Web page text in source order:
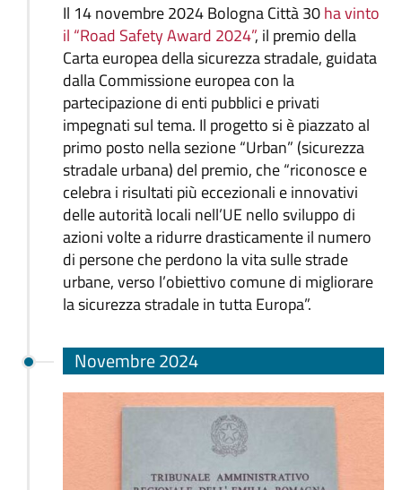
Il 14 novembre 2024 Bologna Città 30ha vinto
il “Road Safety Award 2024”, il premio della
Carta europea della sicurezza stradale, guidata
dalla Commissione europea con la
partecipazione di enti pubblici e privati
impegnati sul tema. Il progetto si è piazzato al
primo posto nella sezione “Urban” (sicurezza
stradale urbana) del premio, che “riconosce e
celebra i risultati più eccezionali e innovativi
delle autorità locali nell’UE nello sviluppo di
azioni volte a ridurre drasticamente il numero
di persone che perdono la vita sulle strade
urbane, verso l’obiettivo comune di migliorare
la sicurezza stradale in tutta Europa”.
Novembre 2024